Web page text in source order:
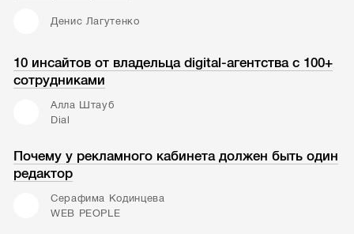
Денис Лагутенко
10 инсайтов от владельца digital-агентства с 100+
сотрудниками
Алла Штауб
Dial
Почему у рекламного кабинета должен быть один
редактор
Серафима Кодинцева
WEB PEOPLE